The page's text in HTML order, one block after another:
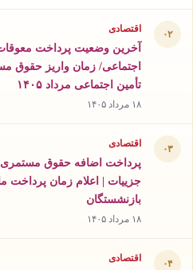
۰۲ اقتصادی
آخرین وضعیت پرداخت
اجتماعی/ زمان واریز حقوق
تأمین اجتماعی مرداد ۱۴۰۵
۱۸ مرداد ۱۴۰۵
۰۳ اقتصادی
پرداخت اضافه حقوق مستمری
جزییات | اعلام زمان پرداخت
بازنشستگان
۱۸ مرداد ۱۴۰۵
۰۴ اقتصادی